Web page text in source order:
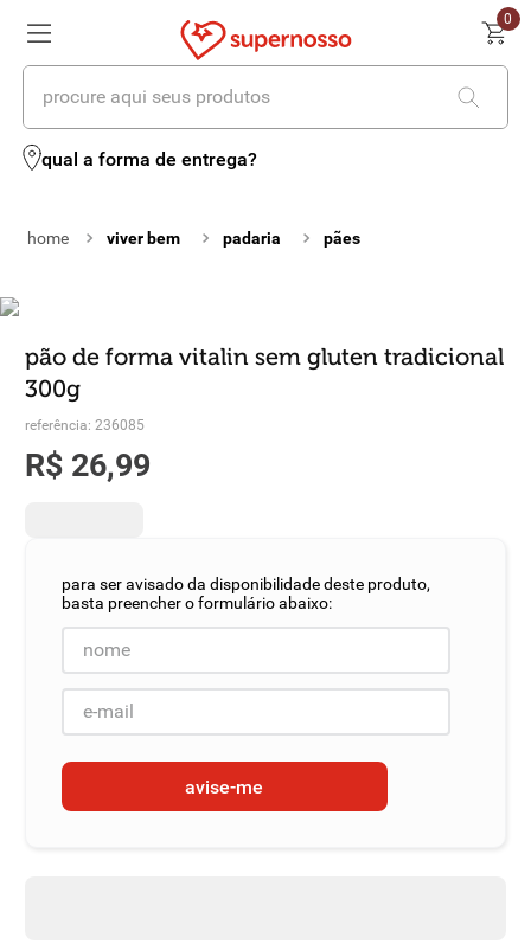
0
procure aqui seus produtos
qual a forma de entrega?
viver bem padaria pães
pão de forma vitalin sem gluten tradicional
300g
referência: 236085
R$ 26,99
avise-me
termos mais buscados
2º leite
iogurte
5º
º macarrão
chocolate